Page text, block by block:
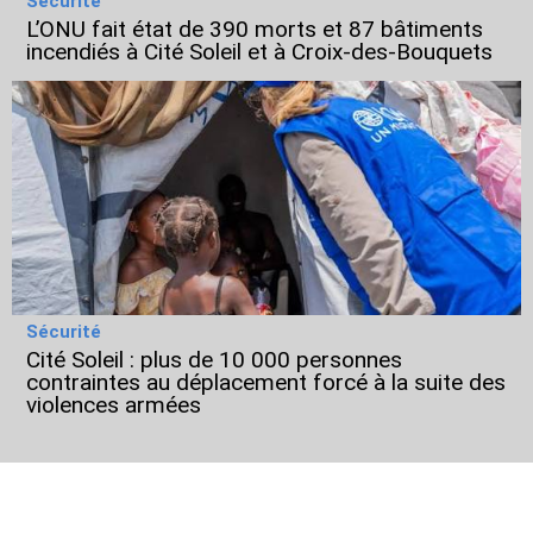
L’ONU fait état de 390 morts et 87 bâtiments
incendiés à Cité Soleil et à Croix-des-Bouquets
Sécurité
Cité Soleil : plus de 10 000 personnes
contraintes au déplacement forcé à la suite des
violences armées